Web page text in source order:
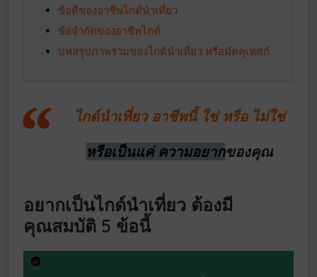
ข้อดีของอาชีพไกด์นำเที่ยว
ข้อจำกัดของอาชีพไกด์
บทสรุปภาพรวมของไกด์นำเที่ยว หรือมัคคุเทศก์
ไกด์นำเที่ยว อาชีพนี้ ใช่ หรือ ไม่ใช่
หรือเป็นแค่ ความอยากของคุณ
อยากเป็นไกด์นำเที่ยว ต้องมี
คุณสมบัติ 5 ข้อนี้